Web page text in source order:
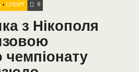
•СПОРТ 6
з Нікополя